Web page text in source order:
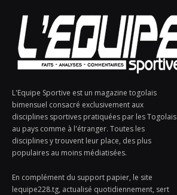
L'Equipe Sportive est un magazine togolais
bimensuel consacré exclusivement aux
disciplines sportives pratiquées par les Togolais
au pays comme à l'étranger. Toutes les
disciplines y trouvent leur place, des plus
populaires au moins médiatisées.
En complément du support papier, le site
lequipe228.tg, actualisé quotidiennement, sert